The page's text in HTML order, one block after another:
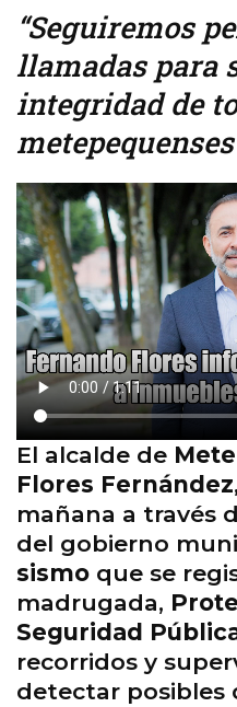
“Seguiremos
llamadas para
integridad de
El alcalde de
Flores Fernández
mañana a través
del gobierno
sismo que se
madrugada,
Seguridad
recorridos y
detectar posibles